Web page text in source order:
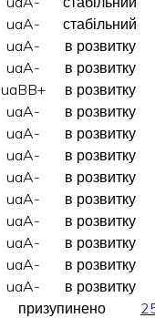
uaA-
стабільний
uaA-
в розвитку
uaA-
в розвитку
uaBB+
в розвитку
uaA-
в розвитку
uaA-
в розвитку
uaA-
в розвитку
uaA-
в розвитку
uaA-
в розвитку
uaA-
в розвитку
uaA-
в розвитку
uaA-
в розвитку
uaA-
в розвитку
призупинено